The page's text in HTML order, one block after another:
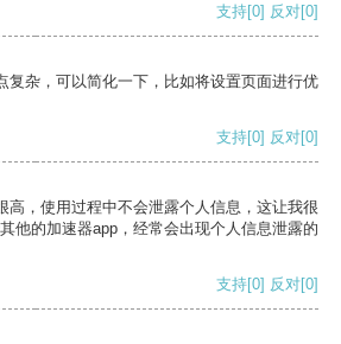
支持[0] 反对[0]
复杂，可以简化一下，比如将设置页面进行优
支持[0] 反对[0]
高，使用过程中不会泄露个人信息，这让我很
他的加速器app，经常会出现个人信息泄露的
支持[0] 反对[0]